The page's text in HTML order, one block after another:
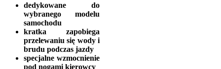
dedykowane do
wybranego modelu
samochodu
kratka zapobiega
przelewaniu się wody i
brudu podczas jazdy
specjalne wzmocnienie
pod nogami kierowcy